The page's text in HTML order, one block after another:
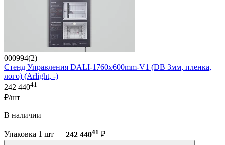
000994(2)
Стенд Управления DALI-1760х600mm-V1 (DB 3мм, пленка,
лого) (Arlight, -)
242 44041
₽/шт
В наличии
Упаковка 1 шт — 242 44041 ₽